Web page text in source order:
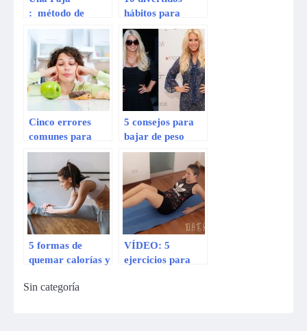
: método de
Jessica Alba para
recuperar su
figura tras el
embarazo
hábitos para
bajar de peso
Cinco errores
comunes para
bajar de peso
5 consejos para
bajar de peso
inspirados en
Jessica Simpson
5 formas de
quemar calorías y
metabolismo para
VÍDEO: 5
ejercicios para
Sin categoría